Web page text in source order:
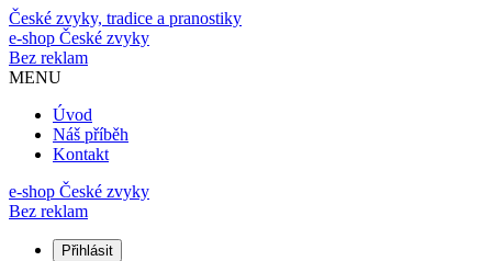
České zvyky, tradice a pranostiky
e-shop České zvyky
Bez reklam
MENU
Úvod
Náš příběh
Kontakt
e-shop České zvyky
Bez reklam
Přihlásit